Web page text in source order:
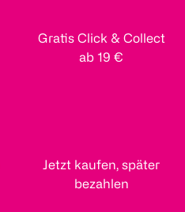
Gratis Click & Collect
ab 19 €
Jetzt kaufen, später
bezahlen